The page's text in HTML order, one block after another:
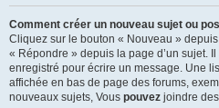
Comment créer un nouveau sujet ou
Cliquez sur le bouton « Nouveau »
« Répondre » depuis la page d’un sujet.
enregistré pour écrire un message. Une
affichée en bas de page des forums,
nouveaux sujets, Vous pouvez joindre